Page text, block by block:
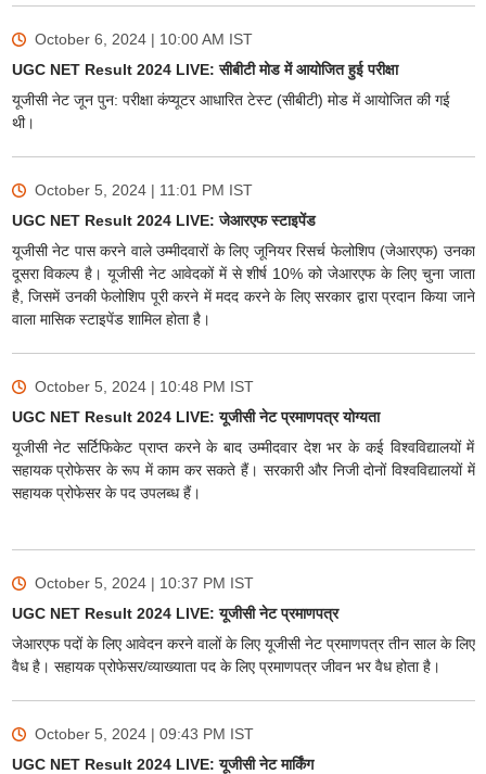
October 6, 2024 | 10:00 AM IST
UGC NET Result 2024 LIVE: सीबीटी मोड में आयोजित हुई परीक्षा
यूजीसी नेट जून पुन: परीक्षा कंप्यूटर आधारित टेस्ट (सीबीटी) मोड में आयोजित की गई
थी।
October 5, 2024 | 11:01 PM IST
UGC NET Result 2024 LIVE: जेआरएफ स्टाइपेंड
यूजीसी नेट पास करने वाले उम्मीदवारों के लिए जूनियर रिसर्च फेलोशिप (जेआरएफ) उनका
दूसरा विकल्प है। यूजीसी नेट आवेदकों में से शीर्ष 10% को जेआरएफ के लिए चुना जाता
है, जिसमें उनकी फेलोशिप पूरी करने में मदद करने के लिए सरकार द्वारा प्रदान किया जाने
वाला मासिक स्टाइपेंड शामिल होता है।
October 5, 2024 | 10:48 PM IST
UGC NET Result 2024 LIVE: यूजीसी नेट प्रमाणपत्र योग्यता
यूजीसी नेट सर्टिफिकेट प्राप्त करने के बाद उम्मीदवार देश भर के कई विश्वविद्यालयों में
सहायक प्रोफेसर के रूप में काम कर सकते हैं। सरकारी और निजी दोनों विश्वविद्यालयों में
सहायक प्रोफेसर के पद उपलब्ध हैं।
October 5, 2024 | 10:37 PM IST
UGC NET Result 2024 LIVE: यूजीसी नेट प्रमाणपत्र
जेआरएफ पदों के लिए आवेदन करने वालों के लिए यूजीसी नेट प्रमाणपत्र तीन साल के लिए
वैध है। सहायक प्रोफेसर/व्याख्याता पद के लिए प्रमाणपत्र जीवन भर वैध होता है।
October 5, 2024 | 09:43 PM IST
UGC NET Result 2024 LIVE: यूजीसी नेट मार्किंग